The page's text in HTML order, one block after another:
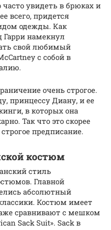
увидеть в брюках и
всего, придется
одежды. Как
Гарри намекнул
свой любимый
с собой в
очень строгое.
принцессу Диану, и ее
в которых она
Так что это скорее
предписание.
костюм
стиль
Главной
абсолютный
Костюм имеет
сравнивают с мешком
Sack Suit». Sack в